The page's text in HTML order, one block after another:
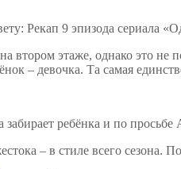
втором этаже, однако это
– девочка. Та самая
ребёнка и по
– в стиле всего